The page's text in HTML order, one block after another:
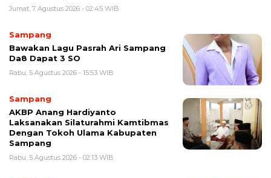
Jumat, 7 Agustus 2026 - 02:45 WIB
Sampang
Bawakan Lagu Pasrah Ari Sampang
Da8 Dapat 3 SO
Rabu, 5 Agustus 2026 - 15:53 WIB
Sampang
AKBP Anang Hardiyanto
Laksanakan Silaturahmi Kamtibmas
Dengan Tokoh Ulama Kabupaten
Sampang
Rabu, 5 Agustus 2026 - 02:13 WIB